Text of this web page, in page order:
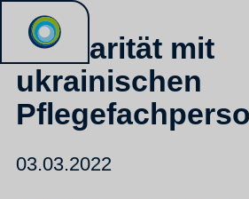
Solidarität mit
ukrainischen
03.03.2022